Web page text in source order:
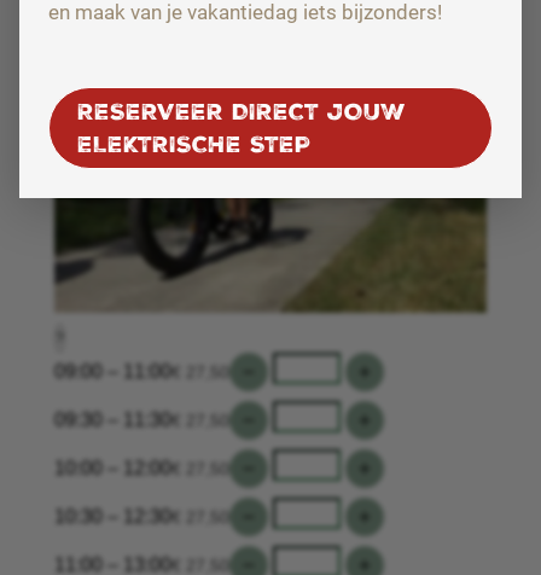
en maak van je vakantiedag iets bijzonders!
RESERVEER DIRECT JOUW
ELEKTRISCHE STEP